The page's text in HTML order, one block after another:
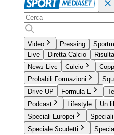
Video Pressing
Live
Diretta Calcio
News Live
Calcio
Probabili Formazioni
Drive UP
Formula E
Podcast
Lifestyle
Un
Speciali Europei
Speciale Scudetti